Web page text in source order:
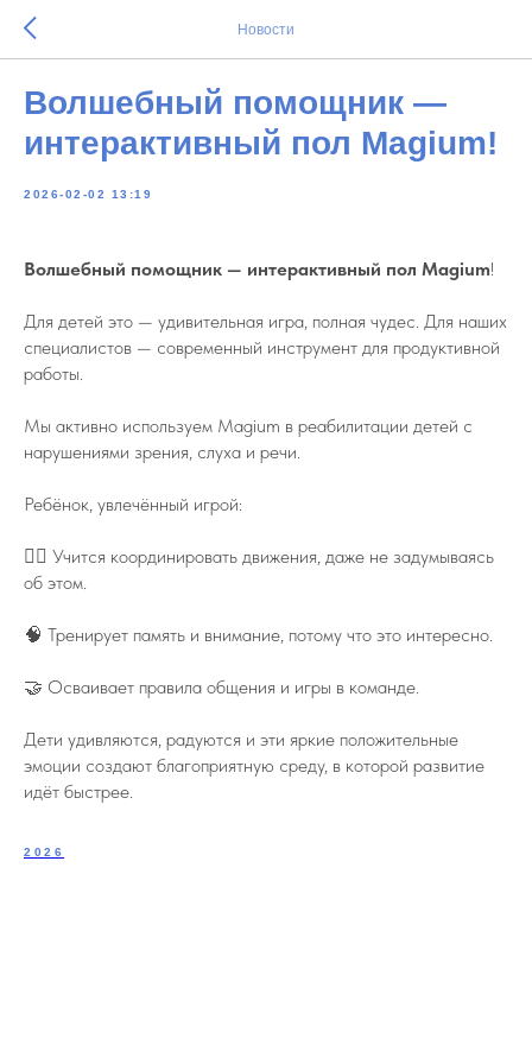
Новости
Волшебный помощник —
интерактивный пол Magium!
2026-02-02 13:19
Волшебный помощник — интерактивный пол Magium!
Для детей это — удивительная игра, полная чудес. Для наших
специалистов — современный инструмент для продуктивной
работы.
Мы активно используем Magium в реабилитации детей с
нарушениями зрения, слуха и речи.
Ребёнок, увлечённый игрой:
🏃‍♂️ Учится координировать движения, даже не задумываясь
об этом.
🧠 Тренирует память и внимание, потому что это интересно.
🤝 Осваивает правила общения и игры в команде.
Дети удивляются, радуются и эти яркие положительные
эмоции создают благоприятную среду, в которой развитие
идёт быстрее.
2026